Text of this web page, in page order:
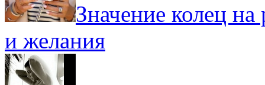
Значение колец
и желания